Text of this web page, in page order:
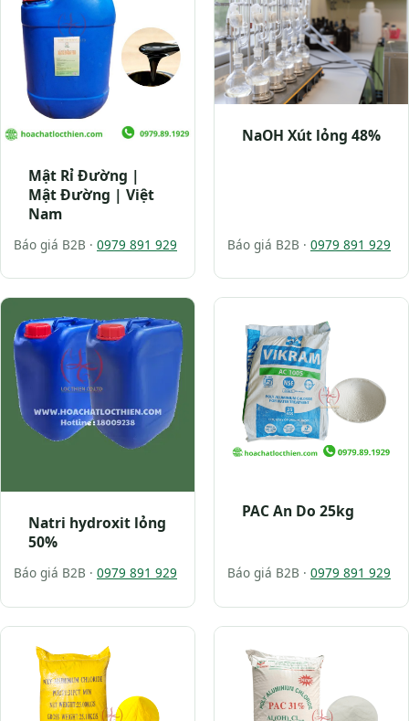
Mật Rỉ Đường |
Mật Đường | Việt
Nam
Báo giá B2B · 0979 891 929
NaOH Xút lỏng 48%
Báo giá B2B · 0979 891 929
Natri hydroxit lỏng
50%
Báo giá B2B · 0979 891 929
PAC An Do 25kg
Báo giá B2B · 0979 891 929